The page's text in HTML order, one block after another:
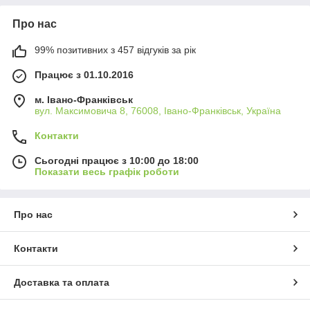
Про нас
99% позитивних з 457 відгуків за рік
Працює з 01.10.2016
м. Івано-Франківськ
вул. Максимовича 8, 76008, Івано-Франківськ, Україна
Контакти
Сьогодні працює з 10:00 до 18:00
Показати весь графік роботи
Про нас
Контакти
Доставка та оплата